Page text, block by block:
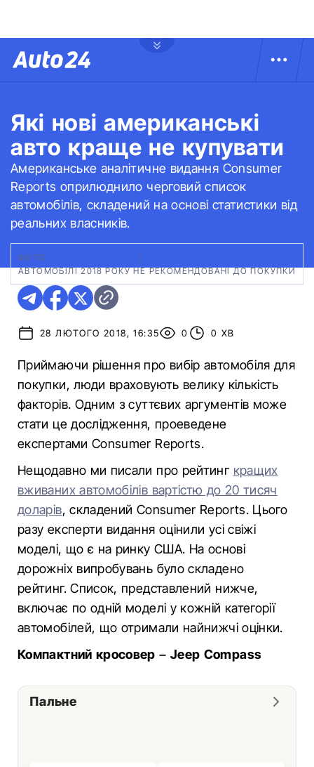
Які нові американські
авто краще не купувати
Американське аналітичне видання Consumer
Reports оприлюднило черговий список
автомобілів, складений на основі статистики від
реальних власників.
ФОТО:
АВТОМОБІЛІ 2018 РОКУ НЕ РЕКОМЕНДОВАНІ ДО ПОКУПКИ
28 ЛЮТОГО 2018, 16:35 0 0 ХВ
Приймаючи рішення про вибір автомобіля для
покупки, люди враховують велику кількість
факторів. Одним з суттєвих аргументів може
стати це дослідження, проеведене
експертами Consumer Reports.
Нещодавно ми писали про рейтинг кращих
вживаних автомобілів вартістю до 20 тисяч
доларів, складений Consumer Reports. Цього
разу експерти видання оцінили усі свіжі
моделі, що є на ринку США. На основі
дорожніх випробувань було складено
рейтинг. Список, представлений нижче,
включає по одній моделі у кожній категорії
автомобілей, що отримали найнижчі оцінки.
Компактний кросовер – Jeep Compass
Пальне